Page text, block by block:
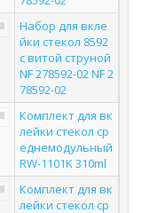
Набор для вкле
йки стекол 8592
с витой струной
NF 278592-02 NF 2
78592-02
Комплект для вк
лейки стекол ср
еднемодульный
RW-1101K 310ml
Комплект для вк
лейки стекол ср